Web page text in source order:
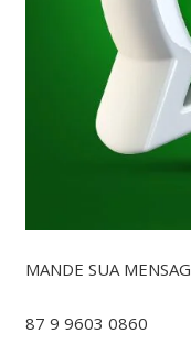
MANDE SUA
87 9 9603 0860